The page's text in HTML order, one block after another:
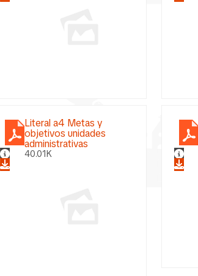
Literal a4 Metas y
objetivos unidades
administrativas
40.01K